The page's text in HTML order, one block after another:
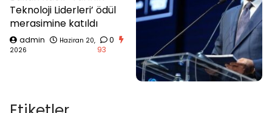
Teknoloji Liderleri’ ödül
merasimine katıldı
admin
Haziran 20,
2026
0
93